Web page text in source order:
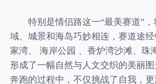
特别是情侣路这一“最美赛道”
域、城景和海岛巧妙相连，赛道途
家湾、 海岸公园 、香炉湾沙滩、珠
形成了一幅自然与人文交织的美丽
奔跑的过程中，不仅挑战了自我，